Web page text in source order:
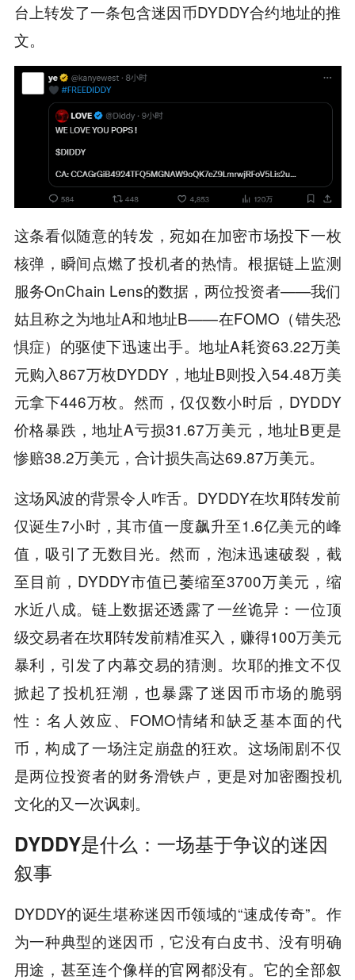
台上转发了一条包含迷因币DYDDY合约地址的推
文。
这条看似随意的转发，宛如在加密市场投下一枚
核弹，瞬间点燃了投机者的热情。根据链上监测
服务OnChain Lens的数据，两位投资者——我们
姑且称之为地址A和地址B——在FOMO（错失恐
惧症）的驱使下迅速出手。地址A耗资63.22万美
元购入867万枚DYDDY，地址B则投入54.48万美
元拿下446万枚。然而，仅仅数小时后，DYDDY
价格暴跌，地址A亏损31.67万美元，地址B更是
惨赔38.2万美元，合计损失高达69.87万美元。
这场风波的背景令人咋舌。DYDDY在坎耶转发前
仅诞生7小时，其市值一度飙升至1.6亿美元的峰
值，吸引了无数目光。然而，泡沫迅速破裂，截
至目前，DYDDY市值已萎缩至3700万美元，缩
水近八成。链上数据还透露了一丝诡异：一位顶
级交易者在坎耶转发前精准买入，赚得100万美元
暴利，引发了内幕交易的猜测。坎耶的推文不仅
掀起了投机狂潮，也暴露了迷因币市场的脆弱
性：名人效应、FOMO情绪和缺乏基本面的代
币，构成了一场注定崩盘的狂欢。这场闹剧不仅
是两位投资者的财务滑铁卢，更是对加密圈投机
文化的又一次讽刺。
DYDDY是什么：一场基于争议的迷因
叙事
DYDDY的诞生堪称迷因币领域的“速成传奇”。作
为一种典型的迷因币，它没有白皮书、没有明确
用途，甚至连个像样的官网都没有。它的全部叙